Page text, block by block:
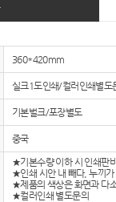
360*420mm
실크1도인쇄/컬러인쇄별도
기본벌크/포장별도
중국
★기본수량 이하 시 인쇄판
★인쇄 시안 내 빼다, 누끼가
★제품의 색상은 화면과 다
★컬러인쇄 별도문의